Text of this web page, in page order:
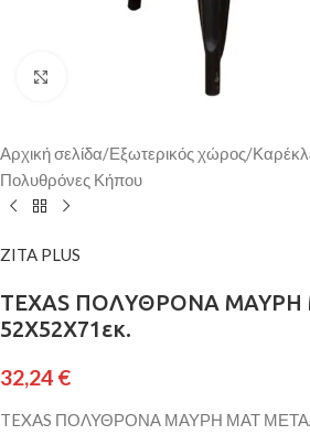
Κάντε κλικ για μεγέθυνση
Αρχική σελίδα/Εξωτερικός χώρος/
Πολυθρόνες Κήπου
ZITA PLUS
TEXAS ΠΟΛΥΘΡΟΝΑ
52Χ52Χ71εκ.
32,24 €
TEXAS ΠΟΛΥΘΡΟΝΑ ΜΑΥΡΗ ΜΑΤ